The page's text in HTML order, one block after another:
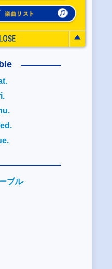
ブル